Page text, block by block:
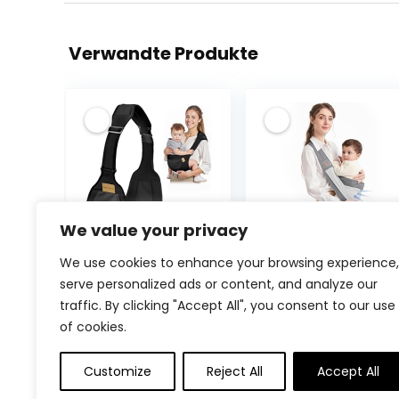
We value your privacy
We use cookies to enhance your browsing experience,
serve personalized ads or content, and analyze our
traffic. By clicking "Accept All", you consent to our use
of cookies.
Customize Reject All Accept All
Verwandte Produkte
AOOWU
Babytrage,
Kleinkind Trage
Seitlich,Verstellb
are
Ergonomisch
Toddler Carrier,
Babytrage
€9.99
Tragetuch Baby,
Mumgaroo
Babytrage
Neugeborene
the Go
Multifunktionale,
für Babys von 0
€26.99